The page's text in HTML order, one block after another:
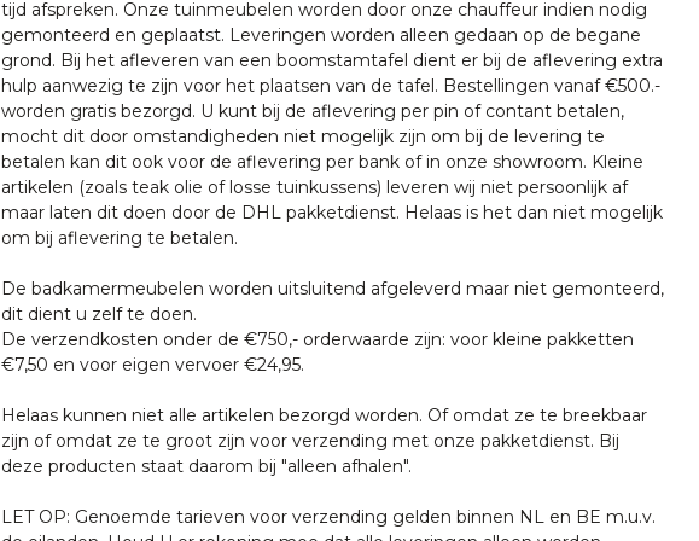
tijd afspreken. Onze tuinmeubelen worden door onze chauffeur indien nodig
gemonteerd en geplaatst. Leveringen worden alleen gedaan op de begane
grond. Bij het afleveren van een boomstamtafel dient er bij de aflevering extra
hulp aanwezig te zijn voor het plaatsen van de tafel. Bestellingen vanaf €500.-
worden gratis bezorgd. U kunt bij de aflevering per pin of contant betalen,
mocht dit door omstandigheden niet mogelijk zijn om bij de levering te
betalen kan dit ook voor de aflevering per bank of in onze showroom. Kleine
artikelen (zoals teak olie of losse tuinkussens) leveren wij niet persoonlijk af
maar laten dit doen door de DHL pakketdienst. Helaas is het dan niet mogelijk
om bij aflevering te betalen.
De badkamermeubelen worden uitsluitend afgeleverd maar niet gemonteerd,
dit dient u zelf te doen.
De verzendkosten onder de €750,- orderwaarde zijn: voor kleine pakketten
€7,50 en voor eigen vervoer €24,95.
Helaas kunnen niet alle artikelen bezorgd worden. Of omdat ze te breekbaar
zijn of omdat ze te groot zijn voor verzending met onze pakketdienst. Bij
deze producten staat daarom bij "alleen afhalen".
LET OP: Genoemde tarieven voor verzending gelden binnen NL en BE m.u.v.